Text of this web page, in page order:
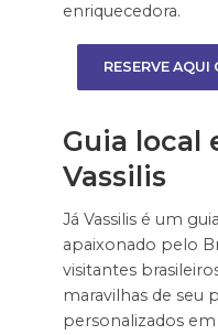
enriquecedora.
RESERVE AQUI
Guia local
Vassilis
Já Vassilis é um
apaixonado pelo
visitantes
maravilhas de seu
personalizados